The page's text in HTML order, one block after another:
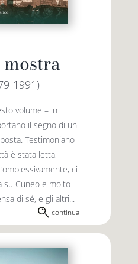
1991)
volume – in
il segno di un
Testimoniano
è stata letta,
ci
su Cuneo e molto
di sé, e gli altri...
continua